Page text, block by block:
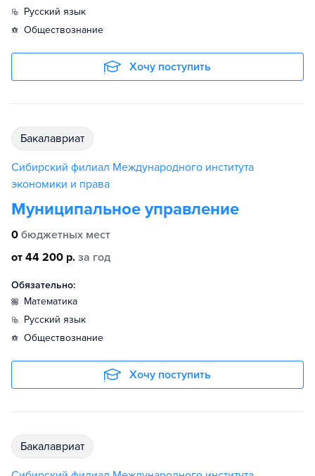
русский язык
обществознание
Хочу поступить
бакалавриат
Сибирский филиал Международного института
экономики и права
Муниципальное управление
0 бюджетных мест
от 44 200 р. за год
Обязательно:
математика
русский язык
обществознание
Хочу поступить
бакалавриат